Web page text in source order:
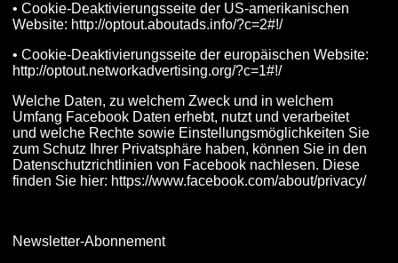
• Cookie-Deaktivierungsseite der US-amerikanischen
Website: http://optout.aboutads.info/?c=2#!/
• Cookie-Deaktivierungsseite der europäischen Website:
http://optout.networkadvertising.org/?c=1#!/
Welche Daten, zu welchem Zweck und in welchem
Umfang Facebook Daten erhebt, nutzt und verarbeitet
und welche Rechte sowie Einstellungsmöglichkeiten Sie
zum Schutz Ihrer Privatsphäre haben, können Sie in den
Datenschutzrichtlinien von Facebook nachlesen. Diese
finden Sie hier: https://www.facebook.com/about/privacy/
Newsletter-Abonnement